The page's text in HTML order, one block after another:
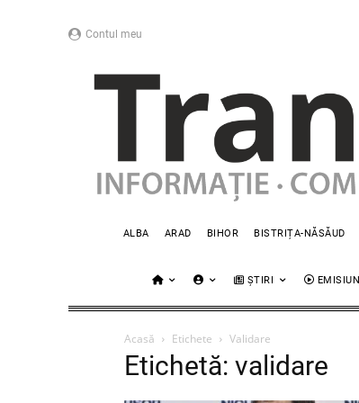
Contul meu
ALBA ARAD BIHOR BISTRIȚA-NĂSĂUD
ȘTIRI EMISIUNI
Acasă Etichete Validare
Etichetă: validare